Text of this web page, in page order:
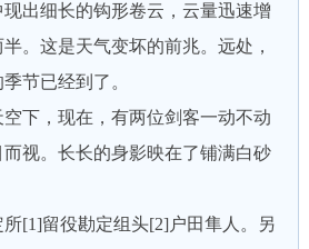
细长的钩形卷云，云量迅速增
。这是天气变坏的前兆。远处，
节已经到了。
，现在，有两位剑客一动不动
视。长长的身影映在了铺满白砂
留役勘定组头[2]户田隼人。另